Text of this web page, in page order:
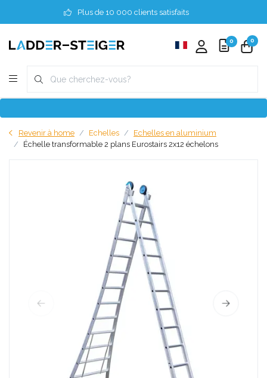
Plus de 10 000 clients satisfaits
0 0
Revenir à home Echelles
Echelles en aluminium
Échelle transformable 2 plans Eurostairs 2x12 échelons